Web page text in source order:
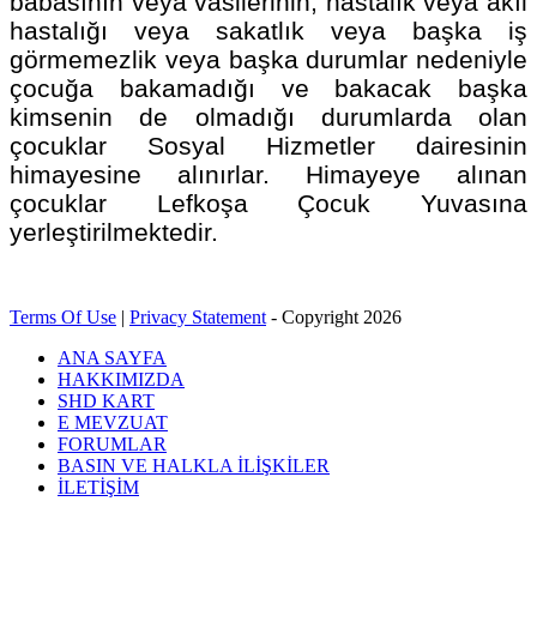
hastalığı veya sakatlık veya başka iş
görmemezlik veya başka durumlar nedeniyle
çocuğa bakamadığı ve bakacak başka
kimsenin de olmadığı durumlarda olan
çocuklar Sosyal Hizmetler dairesinin
himayesine alınırlar. Himayeye alınan
çocuklar Lefkoşa Çocuk Yuvasına
yerleştirilmektedir.
Terms Of Use | Privacy Statement- Copyright 2026
ANA SAYFA
HAKKIMIZDA
SHD KART
E MEVZUAT
FORUMLAR
BASIN VE HALKLA İLİŞKİLER
İLETİŞİM